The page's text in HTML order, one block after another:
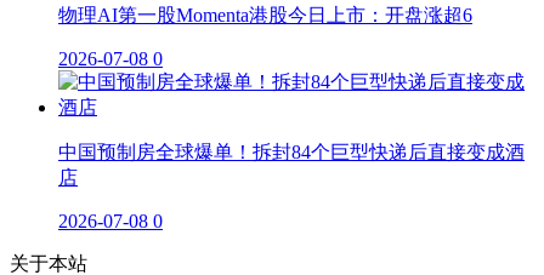
物理AI第一股Momenta港股今日上市：开盘涨超6
2026-07-08 0
中国预制房全球爆单！拆封84个巨型快递后直接变成酒
店
2026-07-08 0
关于本站